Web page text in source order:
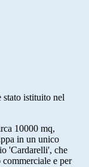
stato istituito nel
10000 mq,
in un unico
'Cardarelli', che
e per